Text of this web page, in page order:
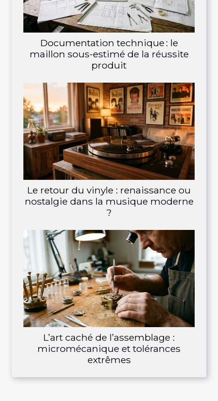
Documentation technique : le
maillon sous-estimé de la réussite
produit
Le retour du vinyle : renaissance ou
nostalgie dans la musique moderne
?
L’art caché de l’assemblage :
micromécanique et tolérances
extrêmes